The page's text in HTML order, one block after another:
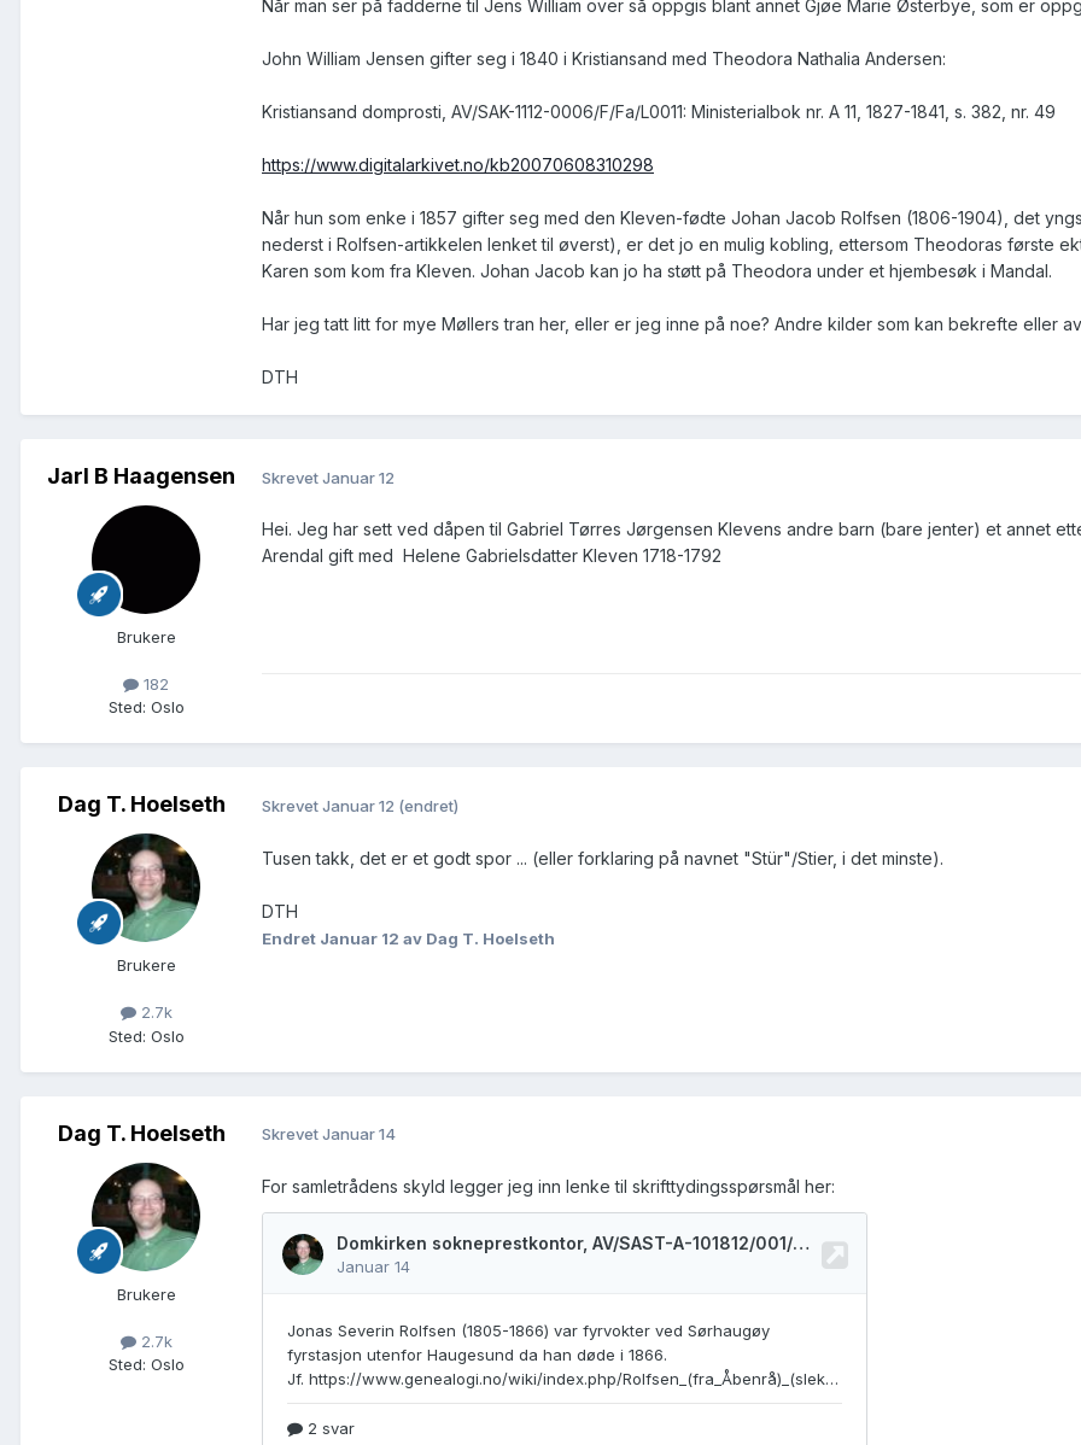
Når man ser på fadderne til Jens William over så oppgis blant annet Gjøe Marie Østerbye, som er
John William Jensen gifter seg i 1840 i Kristiansand med Theodora Nathalia Andersen:
Kristiansand domprosti, AV/SAK-1112-0006/F/Fa/L0011: Ministerialbok nr. A 11, 1827-1841, s. 382, nr. 49
https://www.digitalarkivet.no/kb20070608310298
Når hun som enke i 1857 gifter seg med den Kleven-fødte Johan Jacob Rolfsen (1806-1904), det
nederst i Rolfsen-artikkelen lenket til øverst), er det jo en mulig kobling, ettersom Theodoras første
Karen som kom fra Kleven. Johan Jacob kan jo ha støtt på Theodora under et hjembesøk i Mandal.
Har jeg tatt litt for mye Møllers tran her, eller er jeg inne på noe? Andre kilder som kan bekrefte eller
DTH
Jarl B Haagensen
Brukere
182
Sted: Oslo
SkrevetJanuar 12
Hei. Jeg har sett ved dåpen til Gabriel Tørres Jørgensen Klevens andre barn (bare jenter) et annet
Arendal gift med Helene Gabrielsdatter Kleven 1718-1792
Dag T. Hoelseth
Brukere
2.7k
Sted: Oslo
SkrevetJanuar 12 (endret)
Tusen takk, det er et godt spor ... (eller forklaring på navnet "Stür"/Stier, i det minste).
DTH
Endret Januar 12 av Dag T. Hoelseth
Dag T. Hoelseth
Brukere
2.7k
Sted: Oslo
SkrevetJanuar 14
For samletrådens skyld legger jeg inn lenke til skrifttydingsspørsmål her: